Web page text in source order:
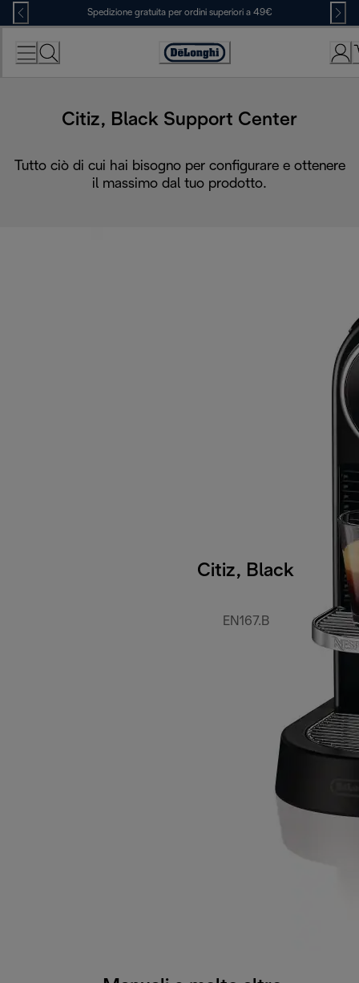
Skip
to
Content
Spedizione gratuita per ordini superiori a 49€
Accessibility
Citiz, Black Support Center
Tutto ciò di cui hai bisogno per configurare e ottenere
il massimo dal tuo prodotto.
Citiz, Black
EN167.B